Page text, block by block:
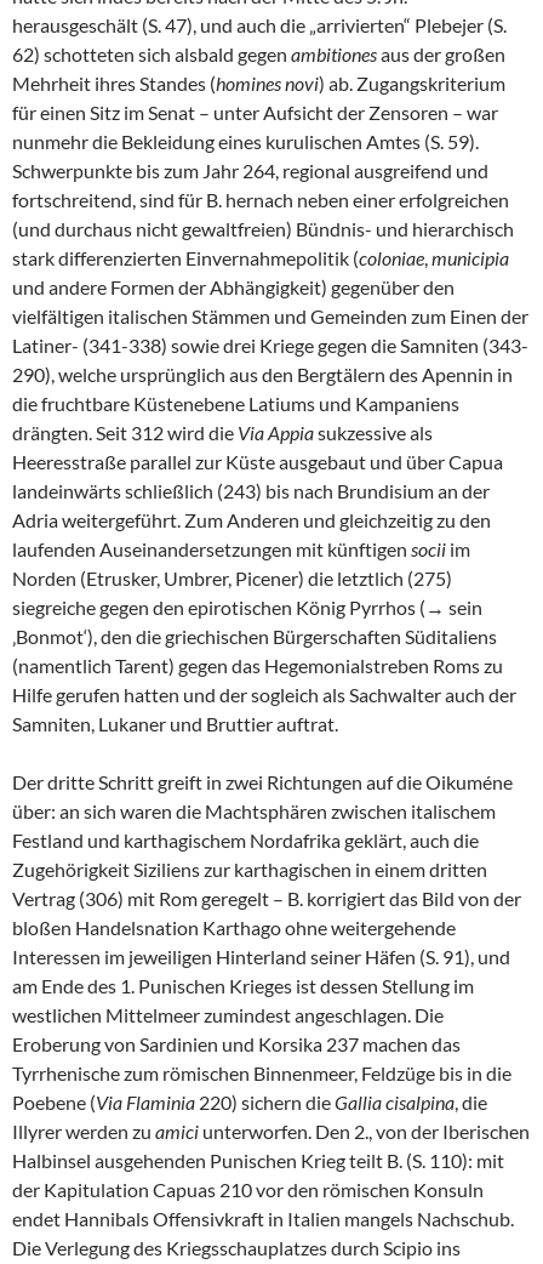
herausgeschält (S. 47), und auch die „arrivierten“ Plebejer (S.
62) schotteten sich alsbald gegen ambitionesaus der großen
Mehrheit ihres Standes (homines novi) ab. Zugangskriterium
für einen Sitz im Senat – unter Aufsicht der Zensoren – war
nunmehr die Bekleidung eines kurulischen Amtes (S. 59).
Schwerpunkte bis zum Jahr 264, regional ausgreifend und
fortschreitend, sind für B. hernach neben einer erfolgreichen
(und durchaus nicht gewaltfreien) Bündnis- und hierarchisch
stark differenzierten Einvernahmepolitik (coloniae,municipia
und andere Formen der Abhängigkeit) gegenüber den
vielfältigen italischen Stämmen und Gemeinden zum Einen der
Latiner- (341-338) sowie drei Kriege gegen die Samniten (343-
290), welche ursprünglich aus den Bergtälern des Apennin in
die fruchtbare Küstenebene Latiums und Kampaniens
drängten. Seit 312 wird die Via Appiasukzessive als
Heeresstraße parallel zur Küste ausgebaut und über Capua
landeinwärts schließlich (243) bis nach Brundisium an der
Adria weitergeführt. Zum Anderen und gleichzeitig zu den
laufenden Auseinandersetzungen mit künftigen socii im
Norden (Etrusker, Umbrer, Picener) die letztlich (275)
siegreiche gegen den epirotischen König Pyrrhos (→ sein
‚Bonmot‘), den die griechischen Bürgerschaften Süditaliens
(namentlich Tarent) gegen das Hegemonialstreben Roms zu
Hilfe gerufen hatten und der sogleich als Sachwalter auch der
Samniten, Lukaner und Bruttier auftrat.
Der dritte Schritt greift in zwei Richtungen auf die Oikuméne
über: an sich waren die Machtsphären zwischen italischem
Festland und karthagischem Nordafrika geklärt, auch die
Zugehörigkeit Siziliens zur karthagischen in einem dritten
Vertrag (306) mit Rom geregelt – B. korrigiert das Bild von der
bloßen Handelsnation Karthago ohne weitergehende
Interessen im jeweiligen Hinterland seiner Häfen (S. 91), und
am Ende des 1. Punischen Krieges ist dessen Stellung im
westlichen Mittelmeer zumindest angeschlagen. Die
Eroberung von Sardinien und Korsika 237 machen das
Tyrrhenische zum römischen Binnenmeer, Feldzüge bis in die
Poebene (Via Flaminia 220) sichern dieGallia cisalpina, die
Illyrer werden zu amici unterworfen. Den 2., von der Iberischen
Halbinsel ausgehenden Punischen Krieg teilt B. (S. 110): mit
der Kapitulation Capuas 210 vor den römischen Konsuln
endet Hannibals Offensivkraft in Italien mangels Nachschub.
Die Verlegung des Kriegsschauplatzes durch Scipio ins